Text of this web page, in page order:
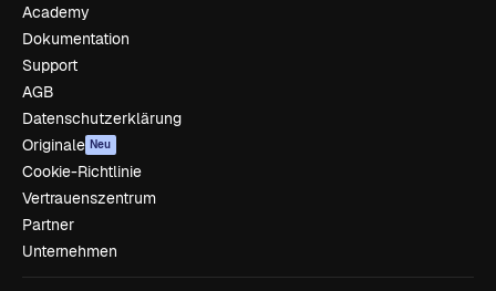
Academy
Dokumentation
Support
AGB
Datenschutzerklärung
Originale Neu
Cookie-Richtlinie
Vertrauenszentrum
Partner
Unternehmen